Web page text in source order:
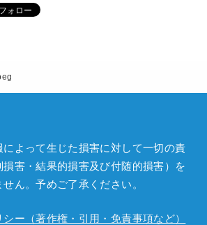
よって生じた損害に対して一切の責
害・結果的損害及び付随的損害）を
ん。予めご了承ください。
ー（著作権・引用・免責事項など）